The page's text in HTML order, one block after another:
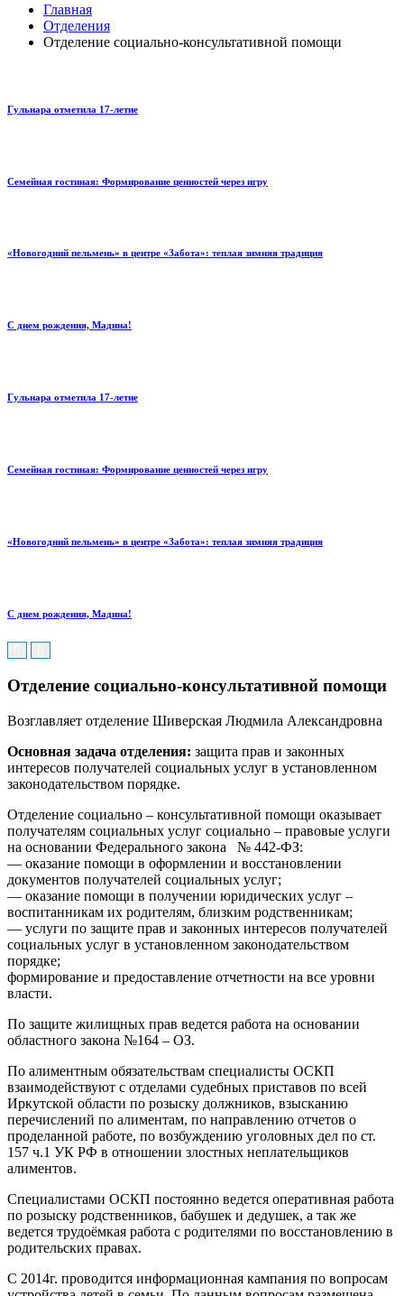
Главная
Отделения
Отделение социально-консультативной помощи
Гульнара отметила 17‑летие
Семейная гостиная: Формирование ценностей через игру
«Новогодний пельмень» в центре «Забота»: теплая зимняя традиция
С днем рождения, Мадина!
Гульнара отметила 17‑летие
Семейная гостиная: Формирование ценностей через игру
«Новогодний пельмень» в центре «Забота»: теплая зимняя традиция
С днем рождения, Мадина!
Отделение социально-консультативной помощи
Возглавляет отделение Шиверская Людмила Александровна
Основная задача отделения: защита прав и законных
интересов получателей социальных услуг в установленном
законодательством порядке.
Отделение социально – консультативной помощи оказывает
получателям социальных услуг социально – правовые услуги
на основании Федерального закона № 442-ФЗ:
— оказание помощи в оформлении и восстановлении
документов получателей социальных услуг;
— оказание помощи в получении юридических услуг –
воспитанникам их родителям, близким родственникам;
— услуги по защите прав и законных интересов получателей
социальных услуг в установленном законодательством
порядке;
формирование и предоставление отчетности на все уровни
власти.
По защите жилищных прав ведется работа на основании
областного закона №164 – ОЗ.
По алиментным обязательствам специалисты ОСКП
взаимодействуют с отделами судебных приставов по всей
Иркутской области по розыску должников, взысканию
перечислений по алиментам, по направлению отчетов о
проделанной работе, по возбуждению уголовных дел по ст.
157 ч.1 УК РФ в отношении злостных неплательщиков
алиментов.
Специалистами ОСКП постоянно ведется оперативная работа
по розыску родственников, бабушек и дедушек, а так же
ведется трудоёмкая работа с родителями по восстановлению в
родительских правах.
С 2014г. проводится информационная кампания по вопросам